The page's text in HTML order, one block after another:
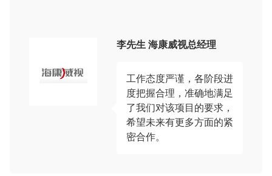
李先生 海康威视总经理
工作态度严谨，各阶段进
度把握合理，准确地满足
了我们对该项目的要求，
希望未来有更多方面的紧
密合作。